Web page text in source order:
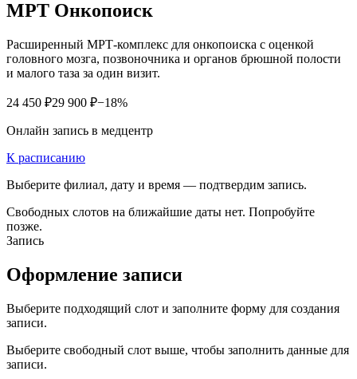
МРТ Онкопоиск
Расширенный МРТ-комплекс для онкопоиска с оценкой
головного мозга, позвоночника и органов брюшной полости
и малого таза за один визит.
24 450 ₽29 900 ₽−18%
Онлайн запись в медцентр
К расписанию
Выберите филиал, дату и время — подтвердим запись.
Свободных слотов на ближайшие даты нет. Попробуйте
позже.
Запись
Оформление записи
Выберите подходящий слот и заполните форму для создания
записи.
Выберите свободный слот выше, чтобы заполнить данные для
записи.